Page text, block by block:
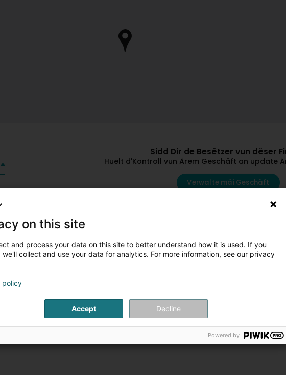
Sidd Dir de Besëtzer vun dëser
Huelt d'Kontroll vun Ärem Geschäft an update
Verwalte mäi Geschäft
Andere Professiounelle mat dëse Sujet hunn
on this site
and process your data on this site to better understand how it is used. If you
collect and use your data for analytics. For more information, see our privacy
policy
Accept Decline
Powered by